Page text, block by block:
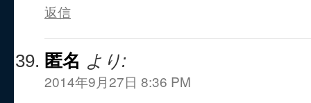
返信
匿名 より:
2014年9月27日 8:36 PM